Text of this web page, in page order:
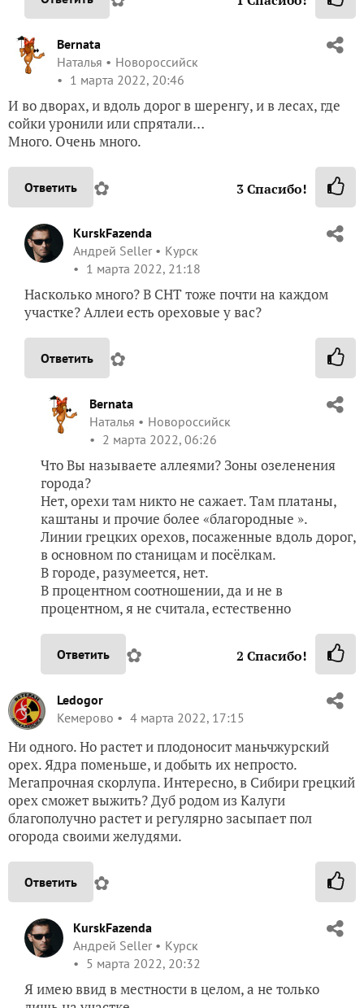
Bernata
Наталья
Новороссийск
1 марта 2022, 20:46
И во дворах, и вдоль дорог в шеренгу, и в лесах, где
сойки уронили или спрятали…
Много. Очень много.
Ответить ✿ 3Спасибо!
KurskFazenda
Андрей Seller
Курск
1 марта 2022, 21:18
Насколько много? В СНТ тоже почти на каждом
участке? Аллеи есть ореховые у вас?
Ответить ✿
Bernata
Наталья
Новороссийск
2 марта 2022, 06:26
Что Вы называете аллеями? Зоны озеленения
города?
Нет, орехи там никто не сажает. Там платаны,
каштаны и прочие более «благородные ».
Линии грецких орехов, посаженные вдоль дорог,
в основном по станицам и посёлкам.
В городе, разумеется, нет.
В процентном соотношении, да и не в
процентном, я не считала, естественно
Ответить ✿ 2 Спасибо!
Ledogor
Кемерово
4 марта 2022, 17:15
Ни одного. Но растет и плодоносит маньчжурский
орех. Ядра поменьше, и добыть их непросто.
Мегапрочная скорлупа. Интересно, в Сибири грецкий
орех сможет выжить? Дуб родом из Калуги
благополучно растет и регулярно засыпает пол
огорода своими желудями.
Ответить ✿
KurskFazenda
Андрей Seller
Курск
5 марта 2022, 20:32
Я имею ввид в местности в целом, а не только